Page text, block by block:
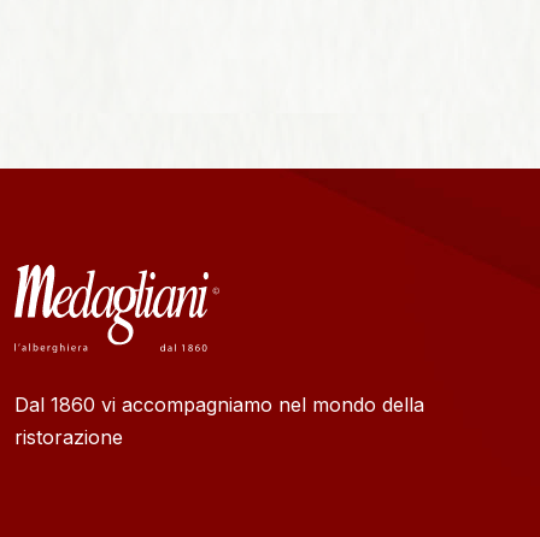
Dal 1860 vi accompagniamo nel mondo della
ristorazione